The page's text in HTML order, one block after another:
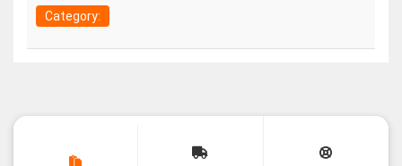
Category: